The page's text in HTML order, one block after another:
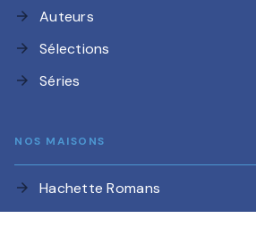
arrow_forward Auteurs
arrow_forward Sélections
arrow_forward Séries
NOS MAISONS
arrow_forward Hachette Romans